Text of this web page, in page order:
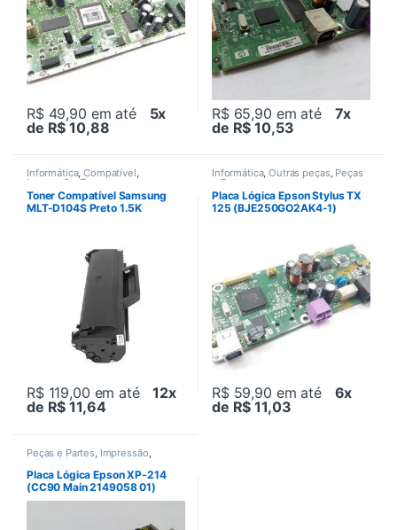
R$ 49,90 em até 5x
de R$ 10,88
R$ 65,90 em até 7x
de R$ 10,53
Informática,Compatível,
Impressão ,Toners
Toner Compatível Samsung
MLT-D104S Preto 1.5K
R$ 119,00 em até12x
de R$ 11,64
Informática,Outras peças, Peças
e Partes
Placa Lógica Epson Stylus TX
125 (BJE250GO2AK4-1)
R$ 59,90 em até 6x
de R$ 11,03
Peças e Partes, Impressão,
Informática Outras peças
Placa Lógica Epson XP-214
(CC90 Main 2149058 01)